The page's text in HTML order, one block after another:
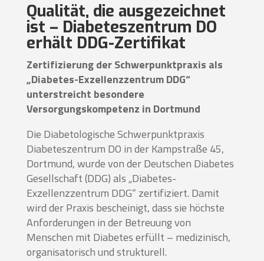
Qualität, die ausgezeichnet
ist – Diabeteszentrum DO
erhält DDG-Zertifikat
Zertifizierung der Schwerpunktpraxis als
„Diabetes-Exzellenzzentrum DDG“
unterstreicht besondere
Versorgungskompetenz in Dortmund
Die Diabetologische Schwerpunktpraxis
Diabeteszentrum DO in der Kampstraße 45,
Dortmund, wurde von der Deutschen Diabetes
Gesellschaft (DDG) als „Diabetes-
Exzellenzzentrum DDG“ zertifiziert. Damit
wird der Praxis bescheinigt, dass sie höchste
Anforderungen in der Betreuung von
Menschen mit Diabetes erfüllt – medizinisch,
organisatorisch und strukturell.